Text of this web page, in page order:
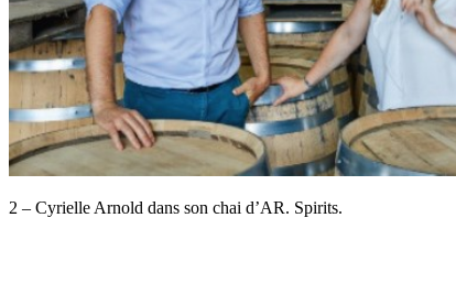
2 – Cyrielle Arnold dans son chai d’AR. Spirits.